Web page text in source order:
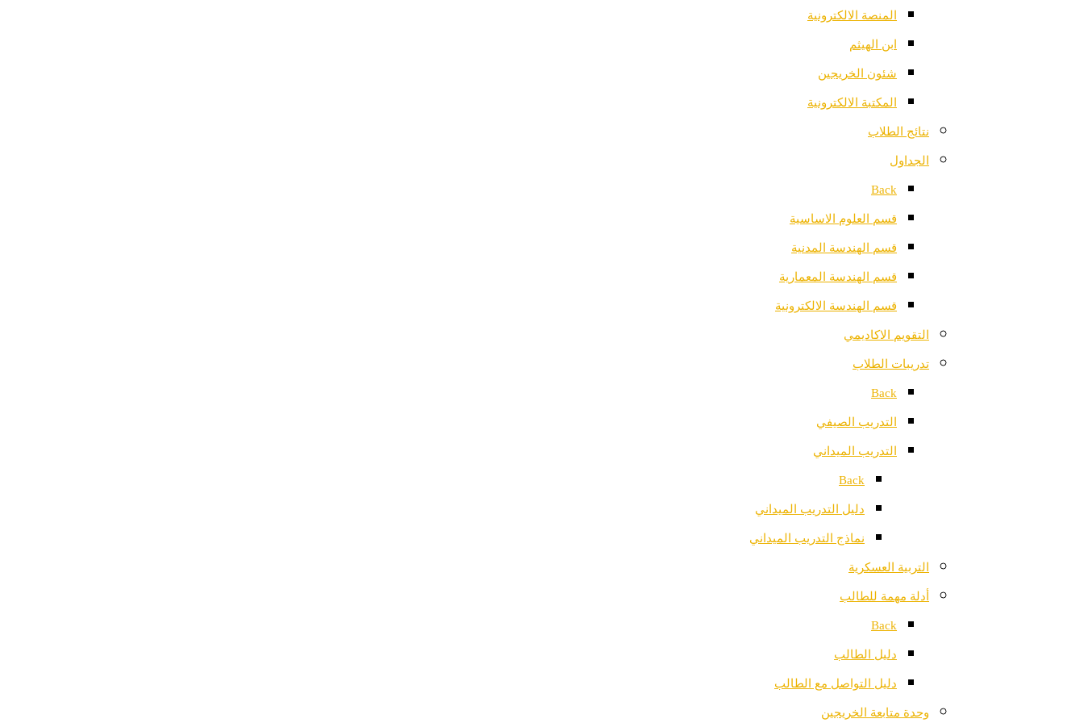
المنصة الالكترونية
ابن الهيثم
شئون الخريجين
المكتبة الالكترونية
نتائج الطلاب
الجداول
Back
قسم العلوم الاساسية
قسم الهندسة المدنية
قسم الهندسة المعمارية
قسم الهندسة الالكترونية
التقويم الاكاديمي
تدريبات الطلاب
Back
التدريب الصيفي
التدريب الميداني
Back
دليل التدريب الميداني
نماذج التدريب الميداني
التربية العسكرية
أدلة مهمة للطالب
Back
دليل الطالب
دليل التواصل مع الطالب
وحدة متابعة الخريجين